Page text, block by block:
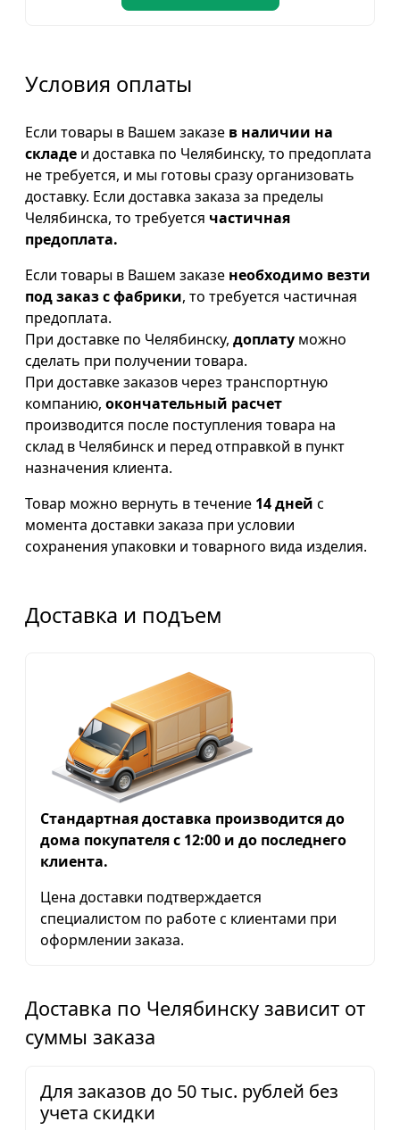
Условия оплаты
Если товары в Вашем заказе в наличии на
складе и доставка по Челябинску, то предоплата
не требуется, и мы готовы сразу организовать
доставку. Если доставка заказа за пределы
Челябинска, то требуется частичная
предоплата.
Если товары в Вашем заказе необходимо везти
под заказ с фабрики, то требуется частичная
предоплата.
При доставке по Челябинску, доплату можно
сделать при получении товара.
При доставке заказов через транспортную
компанию, окончательный расчет
производится после поступления товара на
склад в Челябинск и перед отправкой в пункт
назначения клиента.
Товар можно вернуть в течение 14 дней с
момента доставки заказа при условии
сохранения упаковки и товарного вида изделия.
Доставка и подъем
Стандартная доставка производится до
дома покупателя с 12:00 и до последнего
клиента.
Цена доставки подтверждается
специалистом по работе с клиентами при
оформлении заказа.
Доставка по Челябинску зависит от
суммы заказа
Для заказов до 50 тыс. рублей без
учета скидки